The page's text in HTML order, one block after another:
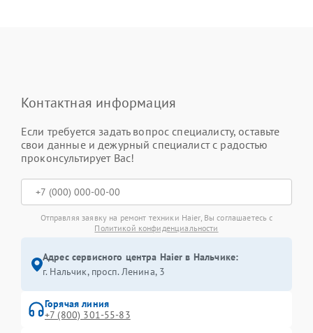
Контактная информация
Если требуется задать вопрос специалисту, оставьте
свои данные и дежурный специалист с радостью
проконсультирует Вас!
Отправляя заявку на ремонт техники Haier, Вы соглашаетесь с
Политикой конфиденциальности
Адрес сервисного центра Haier в Нальчике:
г. Нальчик, просп. Ленина, 3
Горячая линия
+7 (800) 301-55-83